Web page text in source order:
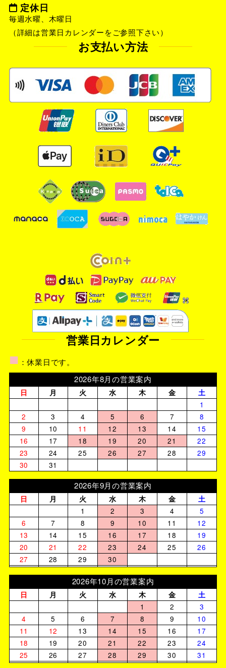
定休日
毎週水曜、木曜日
（詳細は営業日カレンダーをご参照下さい）
お支払い方法
営業日カレンダー
■ ：休業日です。
2026年8月の営業案内
日 月 火 水 木 金
土
1
2
3 4 5 6 7
8
9
10 11 12 13 14
15
16
17 18 19 20 21
22
23
24 25 26 27 28
29
30
31
2026年9月の営業案内
日 月 火 水 木 金
土
1
2 3 4
5
6
7 8 9 10 11
12
13
14 15 16 17 18
19
20
21 22 23 24 25
26
27
28 29 30
2026年10月の営業案内
日 月 火 水 木 金
土
1
2
3
4
5 6 7 8 9
10
11
12 13 14 15 16
17
18
19 20 21 22 23
24
25
26 27 28 29 30 31